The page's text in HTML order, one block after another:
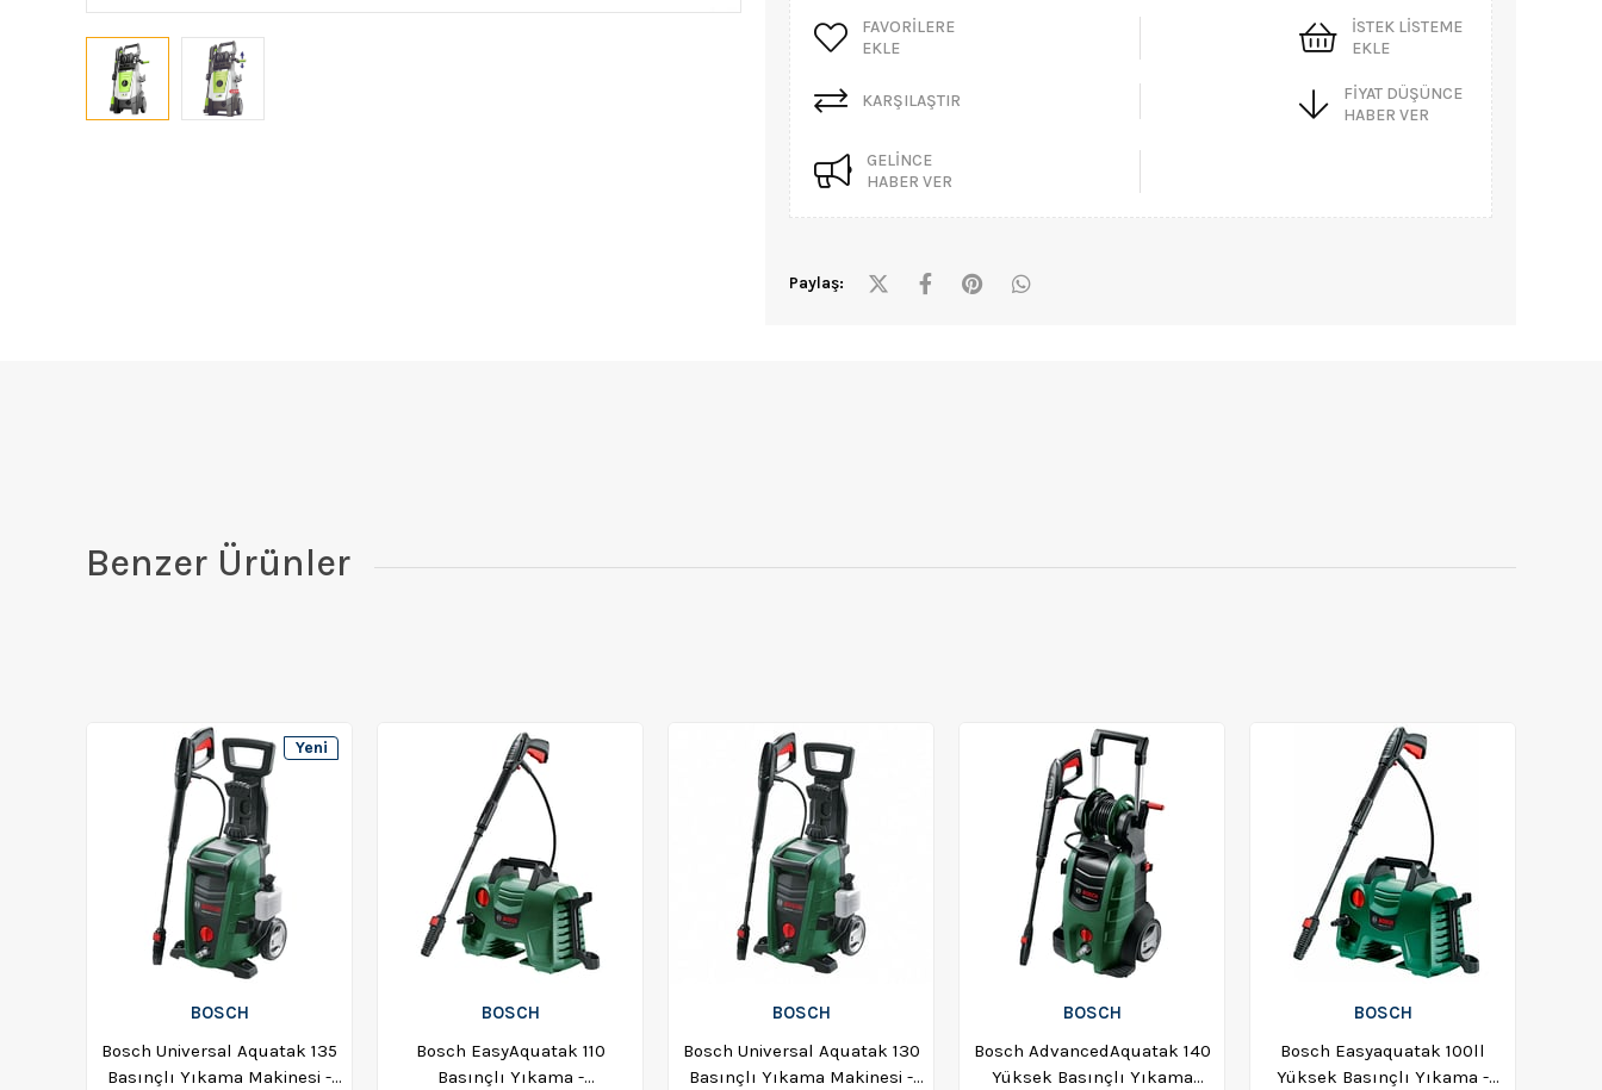
FAVORILERE
EKLE
İSTEK LISTEME
EKLE
KARŞILAŞTIR
FIYAT DÜŞÜNCE
HABER VER
GELINCE
HABER VER
Paylaş:
Benzer Ürünler
BOSCH
Bosch Universal Aquatak 135
Basınçlı Yıkama Makinesi -
Yeni
BOSCH
Bosch EasyAquatak 110
Basınçlı Yıkama -
BOSCH
Bosch Universal Aquatak 130
Basınçlı Yıkama Makinesi -
BOSCH
Bosch AdvancedAquatak 140
Yüksek Basınçlı Yıkama
BOSCH
Bosch Easyaquatak 100ll
Yüksek Basınçlı Yıkama -